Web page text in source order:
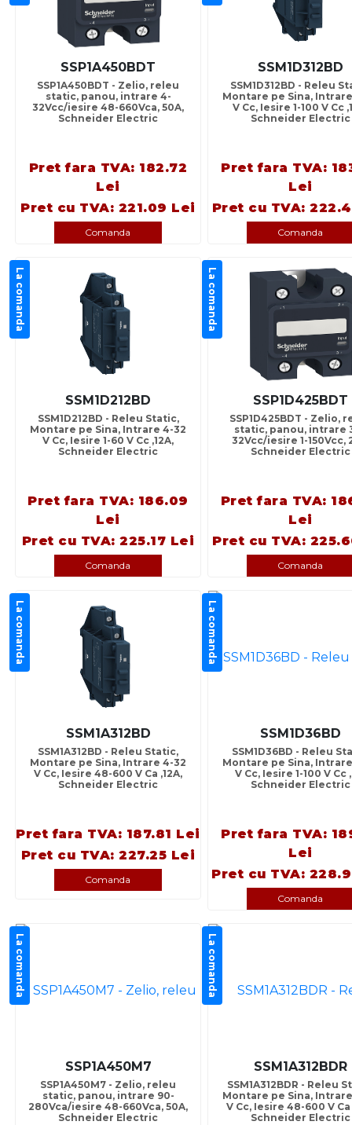
SSP1A450BDT
SSP1A450BDT - Zelio, releu
static, panou, intrare 4-
32Vcc/iesire 48-660Vca, 50A,
Schneider Electric
Pret fara TVA: 182.72
Lei
Pret cu TVA: 221.09 Lei
Comanda
SSM1D312BD
SSM1D312BD - Releu
Montare pe Sina,
V Cc, Iesire 1-100 V Cc
Schneider Electric
Pret fara TVA:
Lei
Pret cu TVA:
Comanda
La comanda
SSM1D212BD
SSM1D212BD - Releu Static,
Montare pe Sina, Intrare 4-32
V Cc, Iesire 1-60 V Cc ,12A,
Schneider Electric
Pret fara TVA: 186.09
Lei
Pret cu TVA: 225.17 Lei
Comanda
La comanda
SSP1D425BDT
SSP1D425BDT - Zelio,
static, panou, intrare
32Vcc/iesire 1-150Vcc,
Schneider Electric
Pret fara TVA:
Lei
Pret cu TVA:
Comanda
La comanda
SSM1A312BD
SSM1A312BD - Releu Static,
Montare pe Sina, Intrare 4-32
V Cc, Iesire 48-600 V Ca ,12A,
Schneider Electric
Pret fara TVA: 187.81 Lei
Pret cu TVA: 227.25 Lei
Comanda
La comanda
SSM1D36BD
SSM1D36BD - Releu
Montare pe Sina,
V Cc, Iesire 1-100 V Cc
Schneider Electric
Pret fara TVA:
Lei
Pret cu TVA:
Comanda
La comanda
SSP1A450M7
SSP1A450M7 - Zelio, releu
static, panou, intrare 90-
280Vca/iesire 48-660Vca, 50A,
Schneider Electric
La comanda
SSM1A312BDR
SSM1A312BDR - Releu
Montare pe Sina,
V Cc, Iesire 48-600 V Ca
Schneider Electric